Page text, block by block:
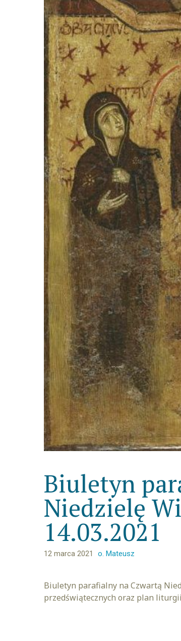
Biuletyn
Niedzielę
14.03.2021
12 marca 2021 o. Mateusz
Biuletyn parafialny na Czwartą
przedświątecznych oraz plan